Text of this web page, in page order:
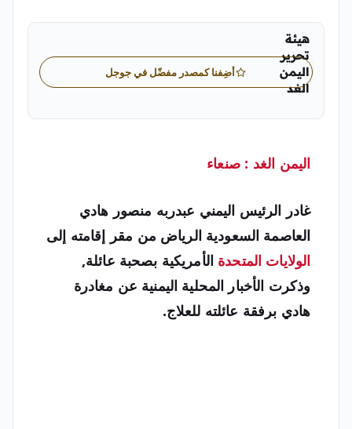
هيئة
تحرير
اليمن
الغد
أضِفنا كمصدر مفضّل في جوجل
اليمن الغد :صنعاء
غادر الرئيس اليمني عبدربه منصور هادي
العاصمة السعودية الرياض من مقر إقامته إلى
الولايات المتحدة الأمريكية بصحبة عائلة,
وذكرت الأخبار المحلية اليمنية عن مغادرة
هادي برفقة عائلته للعلاج.